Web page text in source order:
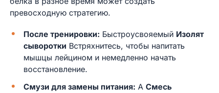
превосходную стратегию.
После тренировки: Быстроусвояемый Изолят
сыворотки Встряхнитесь, чтобы напитать
мышцы лейцином и немедленно начать
восстановление.
Смузи для замены питания: A Смесь